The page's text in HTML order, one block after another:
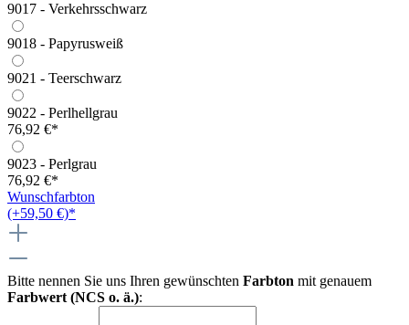
9017 - Verkehrsschwarz
9018 - Papyrusweiß
9021 - Teerschwarz
9022 - Perlhellgrau
76,92 €*
9023 - Perlgrau
76,92 €*
Wunschfarbton
(+59,50 €)*
Bitte nennen Sie uns Ihren gewünschten Farbton mit genauem
Farbwert (NCS o. ä.):